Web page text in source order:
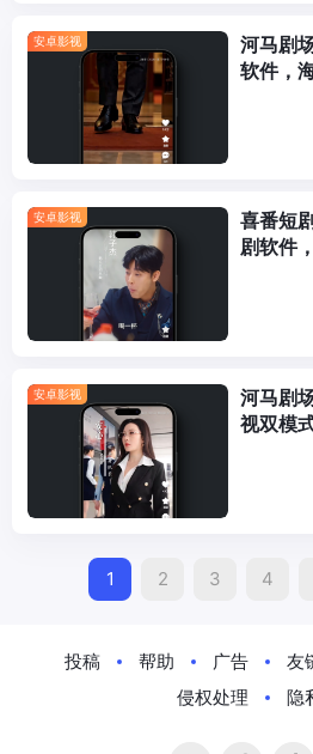
安卓影视
河马剧
软件，
安卓影视
喜番短
剧软件
安卓影视
河马剧
视双模
Posts
Navigation
1 2 3 4
投稿 帮助 广告 友
侵权处理
隐